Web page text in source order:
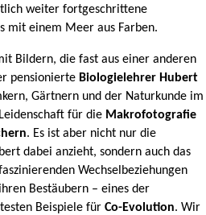
weiter fortgeschrittene
mit einem Meer aus Farben.
Bildern, die fast aus einer anderen
pensionierte Biologielehrer Hubert
Gärtnern und der Naturkunde im
für die Makrofotografie
. Es ist aber nicht nur die
dabei anzieht, sondern auch das
Wechselbeziehungen
Bestäubern – eines der
Beispiele für Co-Evolution. Wir